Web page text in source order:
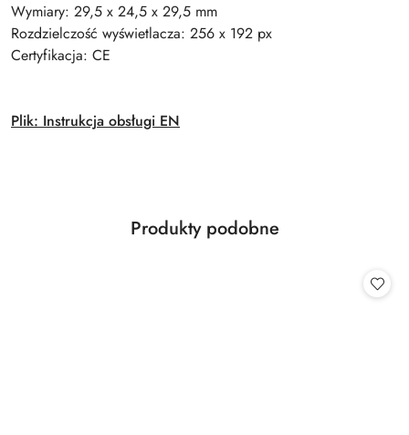
Wymiary: 29,5 x 24,5 x 29,5 mm
Rozdzielczość wyświetlacza: 256 x 192 px
Certyfikacja: CE
Plik: Instrukcja obsługi EN
Pomiń karuzelę produktów
Produkty
Produkty podobne